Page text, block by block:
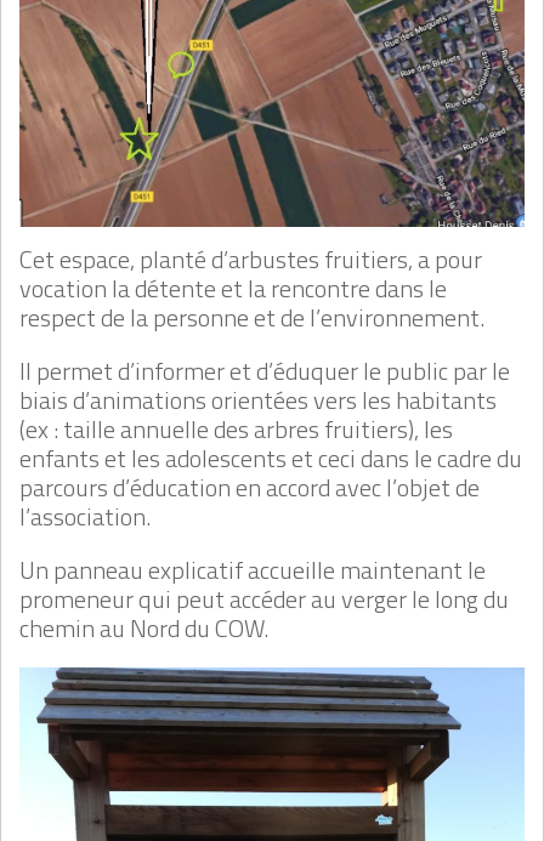
Cet espace, planté d’arbustes fruitiers, a pour
vocation la détente et la rencontre dans le
respect de la personne et de l’environnement.
Il permet d’informer et d’éduquer le public par le
biais d’animations orientées vers les habitants
(ex : taille annuelle des arbres fruitiers), les
enfants et les adolescents et ceci dans le cadre du
parcours d’éducation en accord avec l’objet de
l’association.
Un panneau explicatif accueille maintenant le
promeneur qui peut accéder au verger le long du
chemin au Nord du COW.